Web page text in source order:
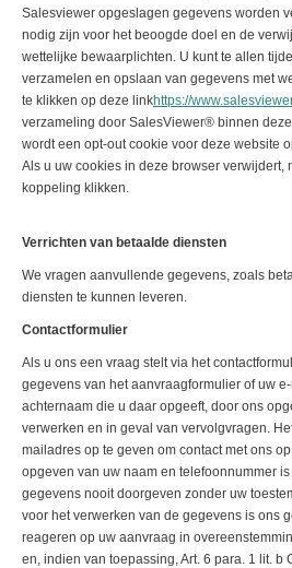
Salesviewer opgeslagen gegevens worden
nodig zijn voor het beoogde doel en de
wettelijke bewaarplichten. U kunt te allen
verzamelen en opslaan van gegevens met
te klikken op deze linkhttps://
verzameling door SalesViewer® binnen
wordt een opt-out cookie voor deze website
Als u uw cookies in deze browser verwijdert,
koppeling klikken.
Verrichten van betaalde diensten
We vragen aanvullende gegevens, zoals
diensten te kunnen leveren.
Contactformulier
Als u ons een vraag stelt via het
gegevens van het aanvraagformulier of uw e-
achternaam die u daar opgeeft, door ons
verwerken en in geval van vervolgvragen.
mailadres op te geven om contact met ons
opgeven van uw naam en telefoonnummer
gegevens nooit doorgeven zonder uw
voor het verwerken van de gegevens is ons
reageren op uw aanvraag in
en, indien van toepassing, Art. 6 para. 1 lit. b